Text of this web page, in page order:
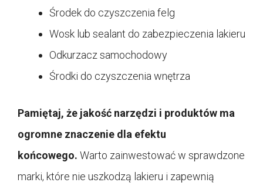
Środek do czyszczenia felg
Wosk lub sealant do zabezpieczenia lakieru
Odkurzacz samochodowy
Środki do czyszczenia wnętrza
Pamiętaj, że jakość narzędzi i produktów ma
ogromne znaczenie dla efektu
końcowego. Warto zainwestować w sprawdzone
marki, które nie uszkodzą lakieru i zapewnią